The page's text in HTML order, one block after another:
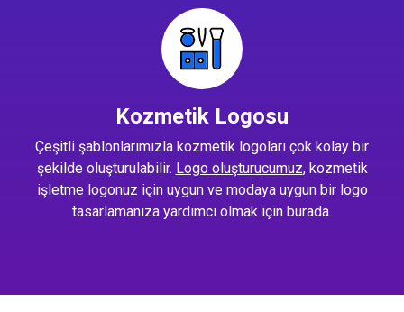
Kozmetik Logosu
Çeşitli şablonlarımızla kozmetik logoları çok kolay bir
şekilde oluşturulabilir. Logo oluşturucumuz, kozmetik
işletme logonuz için uygun ve modaya uygun bir logo
tasarlamanıza yardımcı olmak için burada.